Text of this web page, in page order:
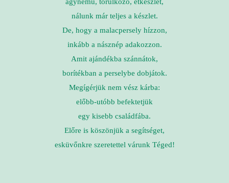
nálunk már teljes a készlet.
De, hogy a malacpersely hízzon,
inkább a násznép adakozzon.
Amit ajándékba szánnátok,
borítékban a perselybe dobjátok.
Megígérjük nem vész kárba:
előbb-utóbb befektetjük
egy kisebb családfába.
Előre is köszönjük a segítséget,
esküvőnkre szeretettel várunk Téged!